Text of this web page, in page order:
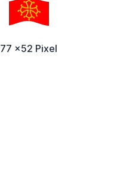
77 x52 Pixel